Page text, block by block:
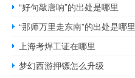
“好句敲唐响”的出处是哪里
“那师万里走东南”的出处是哪里
上海考焊工证在哪里
梦幻西游押镖怎么升级